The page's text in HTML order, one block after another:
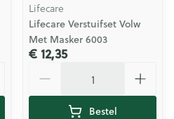
Lifecare
Lifecare Verstuifset Volw
Met Masker 6003
€ 12,35
Bestel